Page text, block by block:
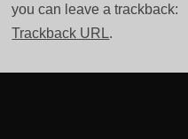
you can leave a trackback:
Trackback URL.